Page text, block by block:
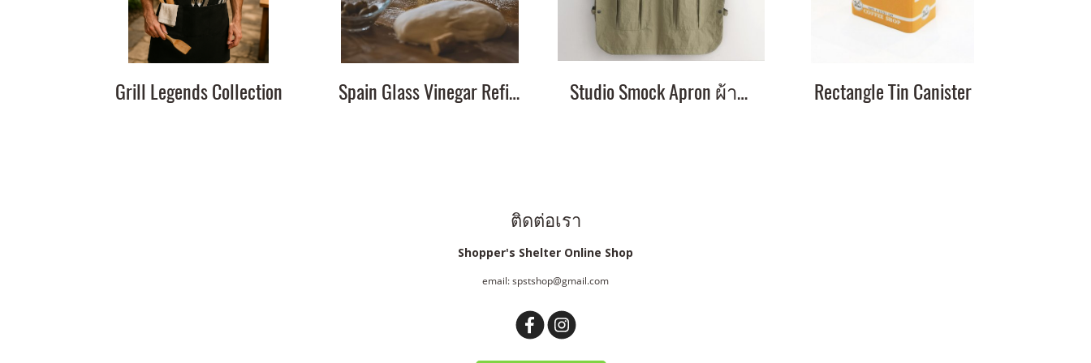
Grill Legends Collection Spain Glass Vinegar Refill Bottle Studio Smock Apron ผ้ากันเปื้อนสายเอี๊ยม Rectangle Tin Canister
ติดต่อเรา
Shopper's Shelter Online Shop
email: spstshop@gmail.com